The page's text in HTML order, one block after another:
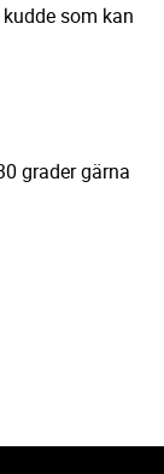
som kan
grader gärna